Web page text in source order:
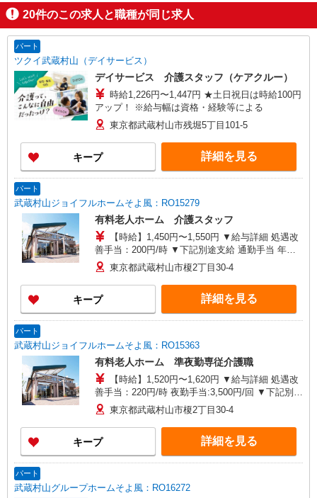
20件のこの求人と職種が同じ求人
パート
ツクイ武蔵村山（デイサービス）
デイサービス 介護スタッフ（ケアクルー）
時給1,226円〜1,447円 ★土日祝日は時給100円
アップ！ ※給与幅は資格・経験等による
東京都武蔵村山市残堀5丁目101-5
キープ 詳細を見る
パート
武蔵村山ジョイフルホームそよ風：RO15279
有料老人ホーム 介護スタッフ
【時給】1,450円〜1,550円 ▼給与詳細 処遇改
善手当：200円/時 ▼下記別途支給 通勤手当 年末
年始手当：380円/時 ※12/300時〜1/324時 寸志あ
り：年2回（6月・12月） ※業績による ※処遇改
善手当は試用期間中(3ヶ月)は支給なし
東京都武蔵村山市榎2丁目30-4
キープ 詳細を見る
パート
武蔵村山ジョイフルホームそよ風：RO15363
有料老人ホーム 準夜勤専従介護職
【時給】1,520円〜1,620円 ▼給与詳細 処遇改
善手当：220円/時 夜勤手当:3,500円/回 ▼下記別途
支給 通勤手当 年末年始手当：380円/時 ※12/300
時〜1/324時 寸志あり：年2回（6月・12月） ※業
績による ※処遇改善手当は試用期間中(3ヶ月)は支
給なし
東京都武蔵村山市榎2丁目30-4
キープ 詳細を見る
パート
武蔵村山グループホームそよ風：RO16272